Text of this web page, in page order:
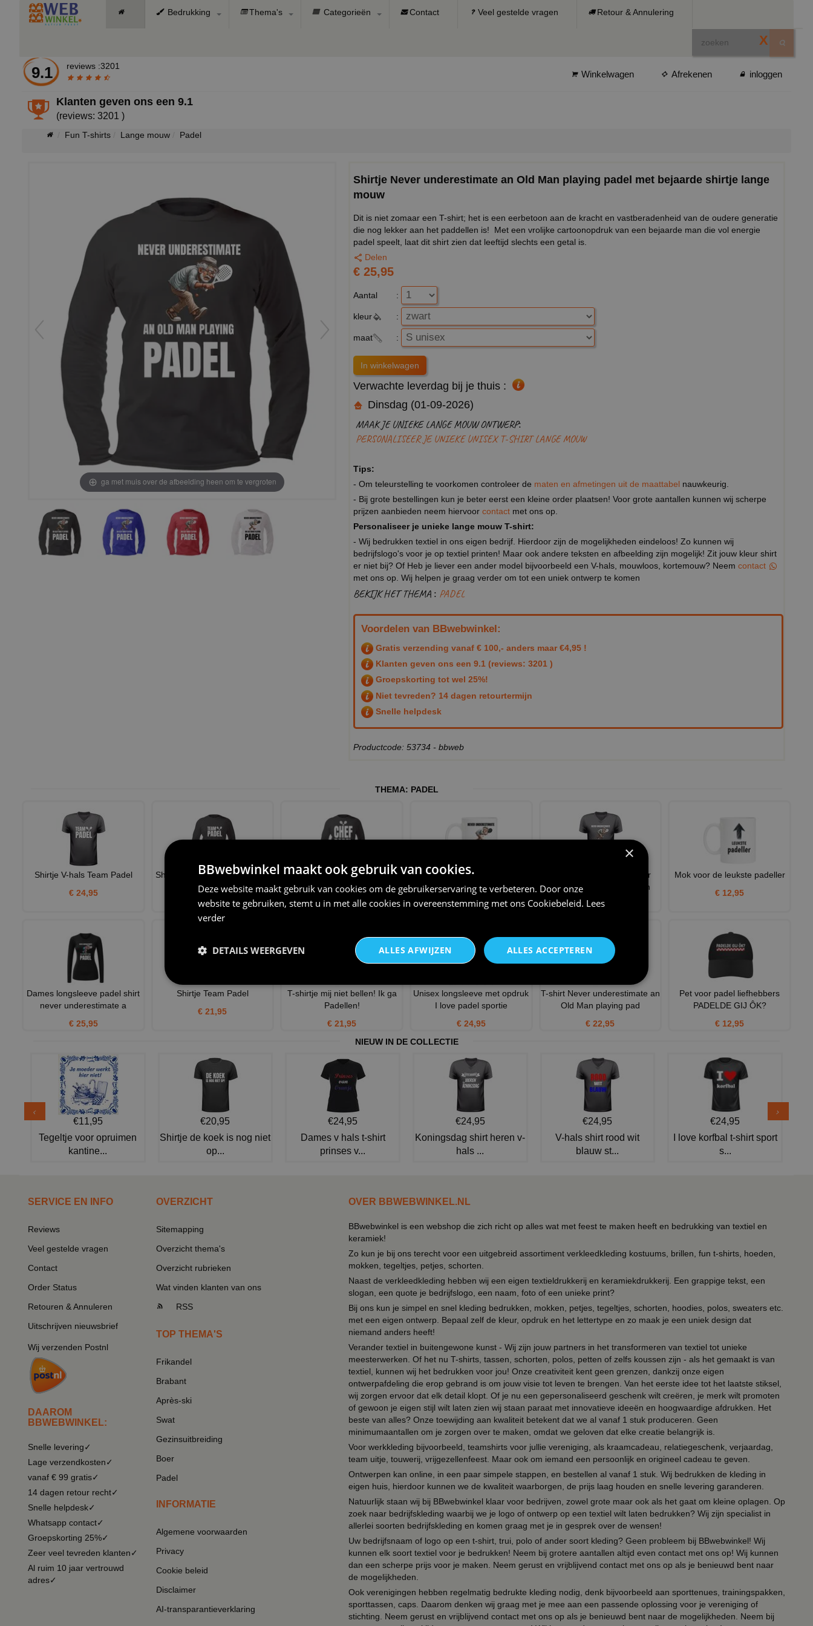
Bedrukking Thema's Categorieën Contact Veel gestelde vragen Retour & Annulering
X
9.1 reviews :3201
Winkelwagen Afrekenen inloggen
Klanten geven ons een9.1
(reviews: 3201 )
Fun T-shirts Lange mouw Padel
ga met muis over de afbeelding heen om te vergroten
Shirtje Never underestimate an Old Man playing padel met bejaarde shirtje lange
mouw
Dit is niet zomaar een T-shirt; het is een eerbetoon aan de kracht en vastberadenheid van de oudere generatie
die nog lekker aan het paddellen is! Met een vrolijke cartoonopdruk van een bejaarde man die vol energie
padel speelt, laat dit shirt zien dat leeftijd slechts een getal is.
Delen
€ 25,95
Aantal :
kleur :
maat :
Verwachte leverdag bij je thuis :
Dinsdag (01-09-2026)
MAAK JE UNIEKE LANGE MOUW ONTWERP:
PERSONALISEER JE UNIEKE UNISEX T-SHIRT LANGE MOUW
Tips:
- Om teleurstelling te voorkomen controleer de maten en afmetingen uit de maattabel nauwkeurig.
- Bij grote bestellingen kun je beter eerst een kleine order plaatsen! Voor grote aantallen kunnen wij scherpe
prijzen aanbieden neem hiervoor contact met ons op.
Personaliseer je unieke lange mouw T-shirt:
- Wij bedrukken textiel in ons eigen bedrijf. Hierdoor zijn de mogelijkheden eindeloos! Zo kunnen wij
bedrijfslogo's voor je op textiel printen! Maar ook andere teksten en afbeelding zijn mogelijk! Zit jouw kleur shirt
er niet bij? Of Heb je liever een ander model bijvoorbeeld een V-hals, mouwloos, kortemouw? Neem contact
met ons op. Wij helpen je graag verder om tot een uniek ontwerp te komen
BEKIJK HET THEMA : PADEL
Voordelen van BBwebwinkel:
Gratis verzending vanaf € 100,- anders maar €4,95 !
Klanten geven ons een 9.1 (reviews: 3201 )
Groepskorting tot wel 25%!
Niet tevreden? 14 dagen retourtermijn
Snelle helpdesk
Productcode: 53734 - bbweb
THEMA: PADEL
Shirtje V-hals Team Padel
€ 24,95
Shirt lange mouw Team Padel
€ 24,95
Chef padel longsleeve voor de
echte padel baas
€ 25,95
Mok Never underestimate an
Old Man playing padel m
€ 12,95
V hals Shirt mannen never
underestimate an old man
€ 24,95
Mok voor de leukste padeller
€ 12,95
Dames longsleeve padel shirt
never underestimate a
€ 25,95
Shirtje Team Padel
€ 21,95
T-shirtje mij niet bellen! Ik ga
Padellen!
€ 21,95
Unisex longsleeve met opdruk
I love padel sportie
€ 24,95
T-shirt Never underestimate an
Old Man playing pad
€ 22,95
Pet voor padel liefhebbers
PADELDE GIJ ÔK?
€ 12,95
NIEUW IN DE COLLECTIE
€11,95
Tegeltje voor opruimen
kantine...
€20,95
Shirtje de koek is nog niet
op...
€24,95
Dames v hals t-shirt
prinses v...
€24,95
Koningsdag shirt heren v-
hals ...
€24,95
V-hals shirt rood wit
blauw st...
€24,95
I love korfbal t-shirt sport
s...
SERVICE EN INFO
Reviews
Veel gestelde vragen
Contact
Order Status
Retouren & Annuleren
Uitschrijven nieuwsbrief
Wij verzenden Postnl
DAAROM
BBWEBWINKEL:
Snelle levering✓
Lage verzendkosten✓
vanaf € 99 gratis✓
14 dagen retour recht✓
Snelle helpdesk✓
Whatsapp contact✓
Groepskorting 25%✓
Zeer veel tevreden klanten✓
Al ruim 10 jaar vertrouwd
adres✓
OVERZICHT
Sitemapping
Overzicht thema's
Overzicht rubrieken
Wat vinden klanten van ons
RSS
TOP THEMA'S
Frikandel
Brabant
Après-ski
Swat
Gezinsuitbreiding
Boer
Padel
INFORMATIE
Algemene voorwaarden
Privacy
Cookie beleid
Disclaimer
AI-transparantieverklaring
OVER BBWEBWINKEL.NL
BBwebwinkel is een webshop die zich richt op alles wat met feest te maken heeft en bedrukking van textiel en
keramiek!
Zo kun je bij ons terecht voor een uitgebreid assortiment verkleedkleding kostuums, brillen, fun t-shirts, hoeden,
mokken, tegeltjes, petjes, schorten.
Naast de verkleedkleding hebben wij een eigen textieldrukkerij en keramiekdrukkerij. Een grappige tekst, een
slogan, een quote je bedrijfslogo, een naam, foto of een unieke print?
Bij ons kun je simpel en snel kleding bedrukken, mokken, petjes, tegeltjes, schorten, hoodies, polos, sweaters etc.
met een eigen ontwerp. Bepaal zelf de kleur, opdruk en het lettertype en zo maak je een uniek design dat
niemand anders heeft!
Verander textiel in buitengewone kunst - Wij zijn jouw partners in het transformeren van textiel tot unieke
meesterwerken. Of het nu T-shirts, tassen, schorten, polos, petten of zelfs koussen zijn - als het gemaakt is van
textiel, kunnen wij het bedrukken voor jou! Onze creativiteit kent geen grenzen, dankzij onze eigen
ontwerpafdeling die erop gebrand is om jouw visie tot leven te brengen. Van het eerste idee tot het laatste stiksel,
wij zorgen ervoor dat elk detail klopt. Of je nu een gepersonaliseerd geschenk wilt creëren, je merk wilt promoten
of gewoon je eigen stijl wilt laten zien wij staan paraat met innovatieve ideeën en hoogwaardige afdrukken. Het
beste van alles? Onze toewijding aan kwaliteit betekent dat we al vanaf 1 stuk produceren. Geen
minimumaantallen om je zorgen over te maken, omdat we geloven dat elke creatie belangrijk is.
Voor werkkleding bijvoorbeeld, teamshirts voor jullie vereniging, als kraamcadeau, relatiegeschenk, verjaardag,
team uitje, touwerij, vrijgezellenfeest. Maar ook om iemand een persoonlijk en origineel cadeau te geven.
Ontwerpen kan online, in een paar simpele stappen, en bestellen al vanaf 1 stuk. Wij bedrukken de kleding in
eigen huis, hierdoor kunnen we de kwaliteit waarborgen, de prijs laag houden en snelle levering garanderen.
Natuurlijk staan wij bij BBwebwinkel klaar voor bedrijven, zowel grote maar ook als het gaat om kleine oplagen. Op
zoek naar bedrijfskleding waarbij we je logo of ontwerp op een textiel wilt laten bedrukken? Wij zijn specialist in
allerlei soorten bedrijfskleding en komen graag met je in gesprek over de wensen!
Uw bedrijfsnaam of logo op een t-shirt, trui, polo of ander soort kleding? Geen probleem bij BBwebwinkel! Wij
kunnen elk soort textiel voor je bedrukken! Neem bij grotere aantallen altijd even contact met ons op! Wij kunnen
dan een scherpe prijs voor je maken. Neem gerust en vrijblijvend contact met ons op als je benieuwd bent naar
de mogelijkheden.
Ook verenigingen hebben regelmatig bedrukte kleding nodig, denk bijvoorbeeld aan sporttenues, trainingspakken,
sporttassen, caps. Daarom denken wij graag met je mee aan een passende oplossing voor je vereniging of
stichting. Neem gerust en vrijblijvend contact met ons op als je benieuwd bent naar de mogelijkheden. Neem bij
×
BBwebwinkel maakt ook gebruik van cookies.
Deze website maakt gebruik van cookies om de gebruikerservaring te verbeteren. Door onze
website te gebruiken, stemt u in met alle cookies in overeenstemming met ons Cookiebeleid. Lees
verder
ALLES ACCEPTEREN
ALLES AFWIJZEN
DETAILS WEERGEVEN